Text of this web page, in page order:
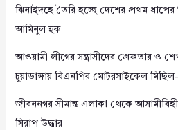
ঝিনাইদহে তৈরি হচ্ছে দেশের প্রথম ধাপের
আমিনুল হক
আওয়ামী লীগের সন্ত্রাসীদের গ্রেফতার ও
চুয়াডাঙ্গায় বিএনপির মোটরসাইকেল
জীবননগর সীমান্ত এলাকা থেকে
সিরাপ উদ্ধার